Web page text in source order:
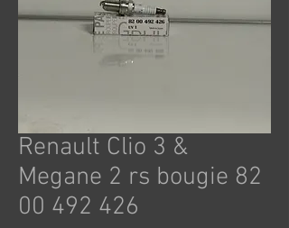
Renault Clio 3 &
Megane 2 rs bougie 82
00 492 426